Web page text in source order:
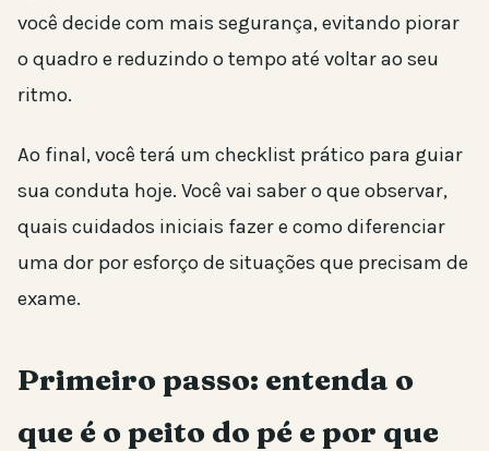
você decide com mais segurança, evitando piorar
o quadro e reduzindo o tempo até voltar ao seu
ritmo.
Ao final, você terá um checklist prático para guiar
sua conduta hoje. Você vai saber o que observar,
quais cuidados iniciais fazer e como diferenciar
uma dor por esforço de situações que precisam de
exame.
Primeiro passo: entenda o
que é o peito do pé e por que